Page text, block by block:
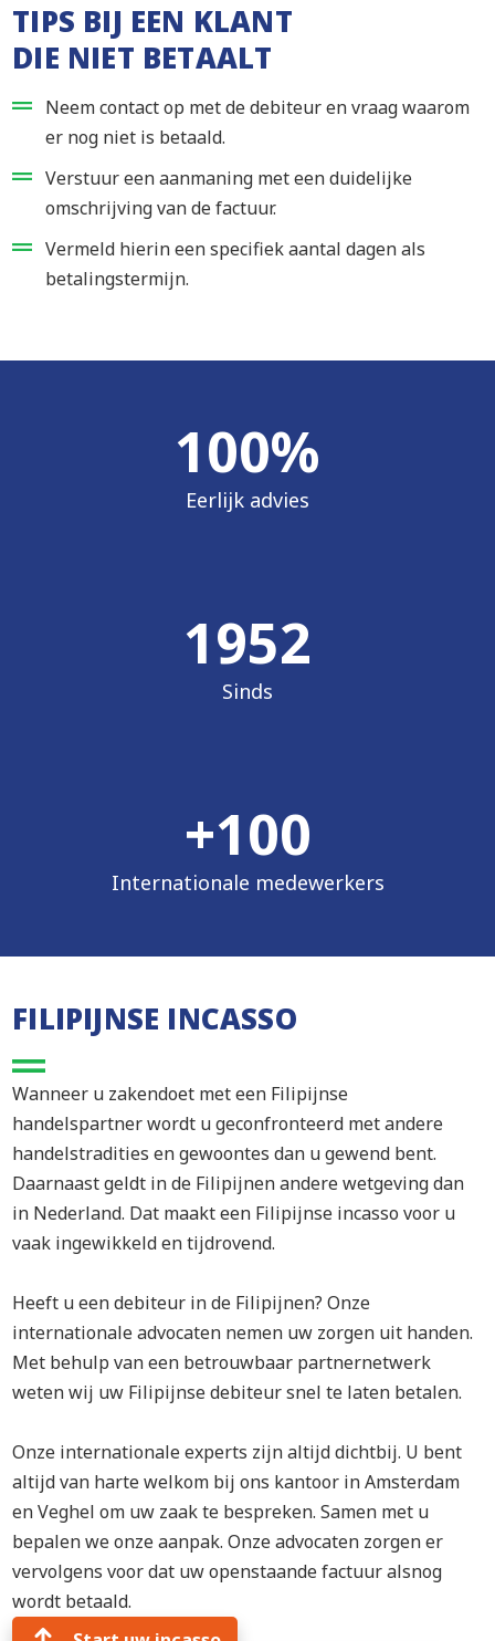
TIPS BIJ EEN KLANT
DIE NIET BETAALT
Neem contact op met de debiteur en vraag waarom
er nog niet is betaald.
Verstuur een aanmaning met een duidelijke
omschrijving van de factuur.
Vermeld hierin een specifiek aantal dagen als
betalingstermijn.
100%
Eerlijk advies
1952
Sinds
+100
Internationale medewerkers
FILIPIJNSE INCASSO
Wanneer u zakendoet met een Filipijnse
handelspartner wordt u geconfronteerd met andere
handelstradities en gewoontes dan u gewend bent.
Daarnaast geldt in de Filipijnen andere wetgeving dan
in Nederland. Dat maakt een Filipijnse incasso voor u
vaak ingewikkeld en tijdrovend.
Heeft u een debiteur in de Filipijnen? Onze
internationale advocaten nemen uw zorgen uit handen.
Met behulp van een betrouwbaar partnernetwerk
weten wij uw Filipijnse debiteur snel te laten betalen.
Onze internationale experts zijn altijd dichtbij. U bent
altijd van harte welkom bij ons kantoor in Amsterdam
en Veghel om uw zaak te bespreken. Samen met u
bepalen we onze aanpak. Onze advocaten zorgen er
vervolgens voor dat uw openstaande factuur alsnog
wordt betaald.